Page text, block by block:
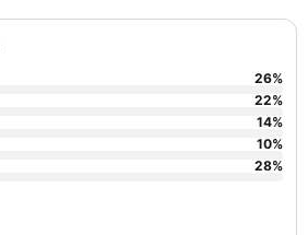
26%
22%
14%
10%
28%